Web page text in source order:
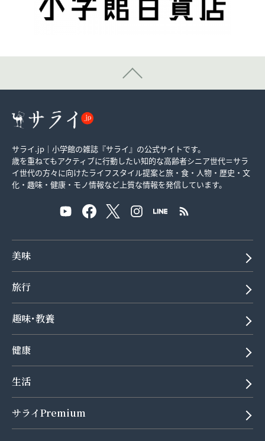
サライ.jp｜小学館の雑誌『サライ』の公式サイトです。
歳を重ねてもアクティブに行動したい知的な高齢者シニア世代＝サラ
イ世代の方々に向けたライフスタイル提案と旅・食・人物・歴史・文
化・趣味・健康・モノ情報など上質な情報を発信しています。
美味
旅行
趣味･教養
健康
生活
サライPremium